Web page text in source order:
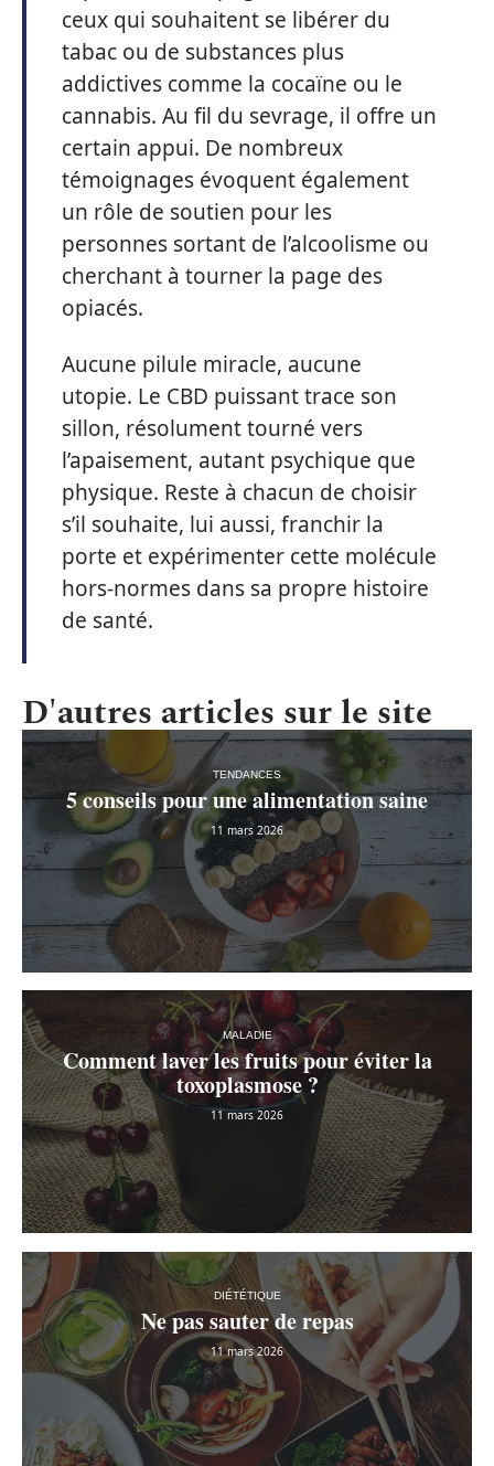
ceux qui souhaitent se libérer du
tabac ou de substances plus
addictives comme la cocaïne ou le
cannabis. Au fil du sevrage, il offre un
certain appui. De nombreux
témoignages évoquent également
un rôle de soutien pour les
personnes sortant de l’alcoolisme ou
cherchant à tourner la page des
opiacés.
Aucune pilule miracle, aucune
utopie. Le CBD puissant trace son
sillon, résolument tourné vers
l’apaisement, autant psychique que
physique. Reste à chacun de choisir
s’il souhaite, lui aussi, franchir la
porte et expérimenter cette molécule
hors-normes dans sa propre histoire
de santé.
D'autres articles sur le site
TENDANCES
5 conseils pour une alimentation saine
11 mars 2026
MALADIE
Comment laver les fruits pour éviter la
toxoplasmose ?
11 mars 2026
DIÉTÉTIQUE
Ne pas sauter de repas
11 mars 2026